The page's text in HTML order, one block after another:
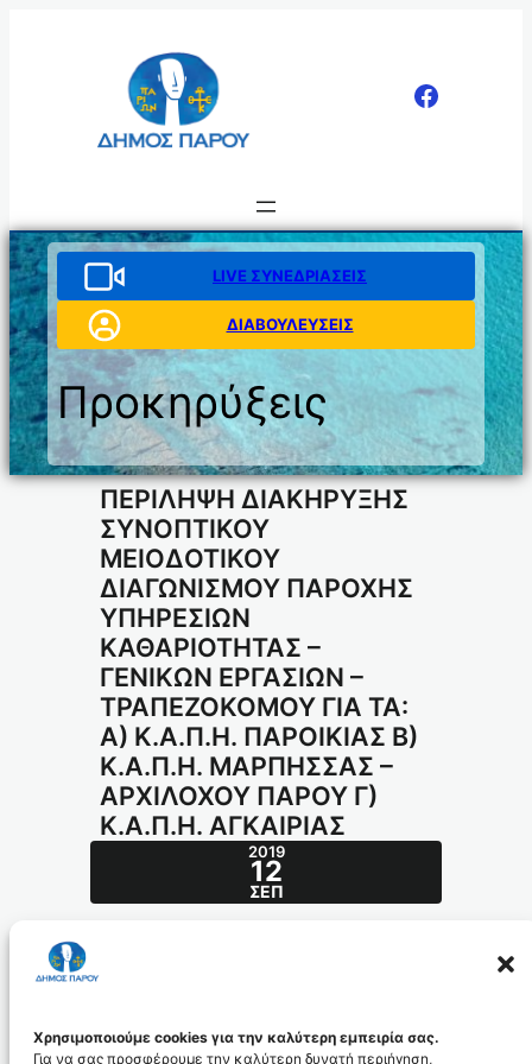
Χρησιμοποιούμε cookies για την καλύτερη εμπειρία σας.
Για να σας προσφέρουμε την καλύτερη δυνατή περιήγηση,
LIVE ΣΥΝΕΔΡΙΑΣΕΙΣ
ΔΙΑΒΟΥΛΕΥΣΕΙΣ
Προκηρύξεις
ΠΕΡΙΛΗΨΗ ΔΙΑΚΗΡΥΞΗΣ
ΣΥΝΟΠΤΙΚΟΥ
ΜΕΙΟΔΟΤΙΚΟΥ
ΔΙΑΓΩΝΙΣΜΟΥ ΠΑΡΟΧΗΣ
ΥΠΗΡΕΣΙΩΝ
ΚΑΘΑΡΙΟΤΗΤΑΣ –
ΓΕΝΙΚΩΝ ΕΡΓΑΣΙΩΝ –
ΤΡΑΠΕΖΟΚΟΜΟΥ ΓΙΑ ΤΑ:
Α) Κ.Α.Π.Η. ΠΑΡΟΙΚΙΑΣ Β)
Κ.Α.Π.Η. ΜΑΡΠΗΣΣΑΣ –
ΑΡΧΙΛΟΧΟΥ ΠΑΡΟΥ Γ)
Κ.Α.Π.Η. ΑΓΚΑΙΡΙΑΣ
2019
12
ΣΕΠ
3